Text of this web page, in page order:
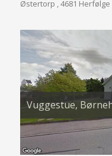
Østertorp , 4681 Herfølge
Vuggestue,